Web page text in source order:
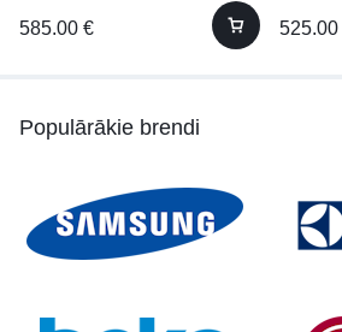
585.00 € 525.00
Populārākie brendi